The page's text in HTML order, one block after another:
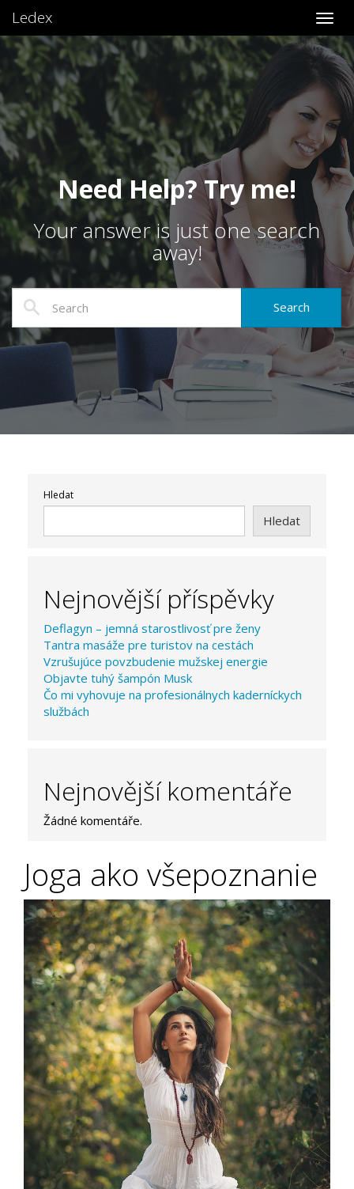
Ledex
Need Help? Try me!
Your answer is just one search
away!
Hledat
Hledat
Nejnovější příspěvky
Deflagyn – jemná starostlivosť pre ženy
Tantra masáže pre turistov na cestách
Vzrušujúce povzbudenie mužskej energie
Objavte tuhý šampón Musk
Čo mi vyhovuje na profesionálnych kaderníckych
službách
Nejnovější komentáře
Žádné komentáře.
Joga ako všepoznanie